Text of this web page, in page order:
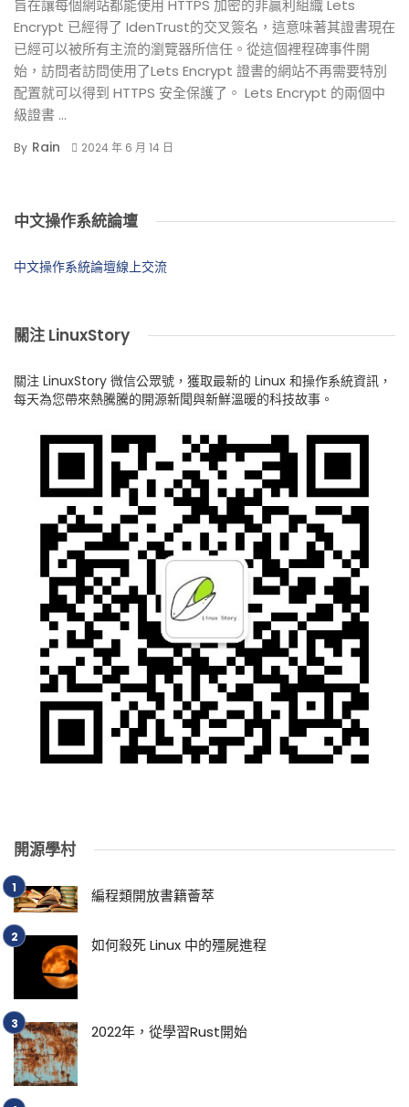
旨在讓每個網站都能使用 HTTPS 加密的非贏利組織 Lets
Encrypt 已經得了 IdenTrust的交叉簽名，這意味著其證書現在
已經可以被所有主流的瀏覽器所信任。從這個裡程碑事件開
始，訪問者訪問使用了Lets Encrypt 證書的網站不再需要特別
配置就可以得到 HTTPS 安全保護了。 Lets Encrypt 的兩個中
級證書 ...
By Rain 2024 年 6 月 14 日
中文操作系統論壇
中文操作系統論壇線上交流
關注 LinuxStory
關注 LinuxStory 微信公眾號，獲取最新的 Linux 和操作系統資訊，
每天為您帶來熱騰騰的開源新聞與新鮮溫暖的科技故事。
開源學村
編程類開放書籍薈萃
如何殺死 Linux 中的殭屍進程
2022年，從學習Rust開始